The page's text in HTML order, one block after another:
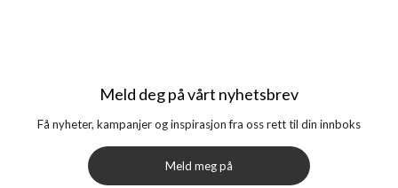
Meld deg på vårt nyhetsbrev
Få nyheter, kampanjer og inspirasjon fra oss rett til din innboks
Meld meg på